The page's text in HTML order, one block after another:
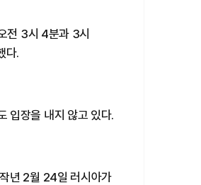
전 3시 4분과 3시
다.
입장을 내지 않고 있다.
년 2월 24일 러시아가